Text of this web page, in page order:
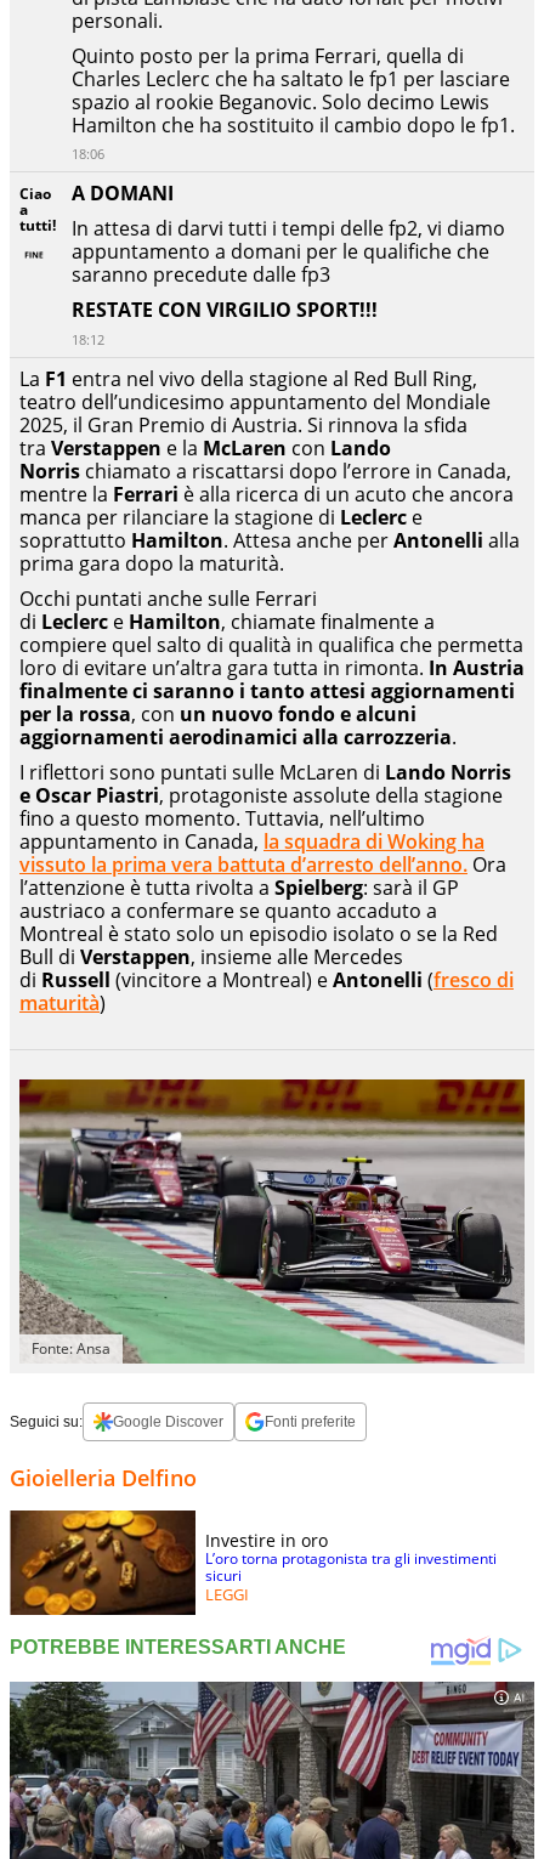
Ciao
a
tutti!
A DOMANI
In attesa di darvi tutti i tempi delle fp2, vi diamo
appuntamento a domani per le qualifiche che
saranno precedute dalle fp3
RESTATE CON VIRGILIO SPORT!!!
18:12
personali.
Quinto posto per la prima Ferrari, quella di
Charles Leclerc che ha saltato le fp1 per lasciare
spazio al rookie Beganovic. Solo decimo Lewis
Hamilton che ha sostituito il cambio dopo le fp1.
18:06
La F1 entra nel vivo della stagione al Red Bull Ring,
teatro dell’undicesimo appuntamento del Mondiale
2025, il Gran Premio di Austria. Si rinnova la sfida
tra Verstappen e la McLaren con Lando
Norris chiamato a riscattarsi dopo l’errore in Canada,
mentre la Ferrari è alla ricerca di un acuto che ancora
manca per rilanciare la stagione di Leclerc e
soprattutto Hamilton. Attesa anche perAntonelli alla
prima gara dopo la maturità.
Occhi puntati anche sulle Ferrari
di Leclerc e Hamilton, chiamate finalmente a
compiere quel salto di qualità in qualifica che permetta
loro di evitare un’altra gara tutta in rimonta. In Austria
finalmente ci saranno i tanto attesi aggiornamenti
per la rossa, con un nuovo fondo e alcuni
aggiornamenti aerodinamici alla carrozzeria.
I riflettori sono puntati sulle McLaren di Lando Norris
e Oscar Piastri, protagoniste assolute della stagione
fino a questo momento. Tuttavia, nell’ultimo
appuntamento in Canada, la squadra di Woking ha
vissuto la prima vera battuta d’arresto dell’anno. Ora
l’attenzione è tutta rivolta a Spielberg: sarà il GP
austriaco a confermare se quanto accaduto a
Montreal è stato solo un episodio isolato o se la Red
Bull di Verstappen, insieme alle Mercedes
di Russell (vincitore a Montreal) eAntonelli (fresco di
maturità)
Fonte: Ansa
Seguici su: Google Discover Fonti preferite
Gioielleria Delfino
Investire in oro
L’oro torna protagonista tra gli investimenti
sicuri
LEGGI